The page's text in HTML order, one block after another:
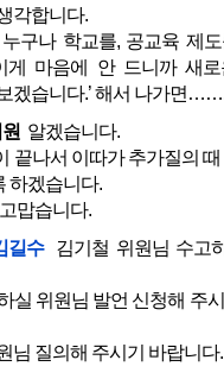
각합니다.
구나 학교를, 공교육 제
게 마음에 안 드니까 새
겠습니다.’ 해서 나가면
알겠습니다.
끝나서 이따가 추가질의
하겠습니다.
맙습니다.
길수김기철 위원님 수고
실 위원님 발언 신청해 주
님 질의해 주시기 바랍니다.